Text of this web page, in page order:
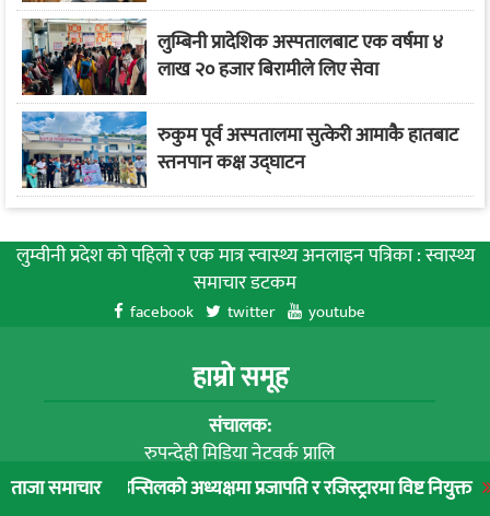
ताजा समाचारअध्यक्षमा प्रजापति र रजिस्ट्रारमा विष्ट नियुक्त लुम्बिनी
लुम्बिनी प्रादेशिक अस्पतालबाट एक वर्षमा ४
लाख २० हजार बिरामीले लिए सेवा
रुकुम पूर्व अस्पतालमा सुत्केरी आमाकै हातबाट
स्तनपान कक्ष उद्घाटन
लुम्वीनी प्रदेश को पहिलाे र एक मात्र स्वास्थ्य अनलाइन पत्रिका : स्वास्थ्य
समाचार डटकम
facebook twitter youtube
हाम्रो समूह
संचालक:
रुपन्देही मिडिया नेटवर्क प्रालि
प्रधान सम्पादक :